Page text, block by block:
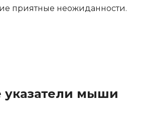
приятные неожиданности.
указатели мыши